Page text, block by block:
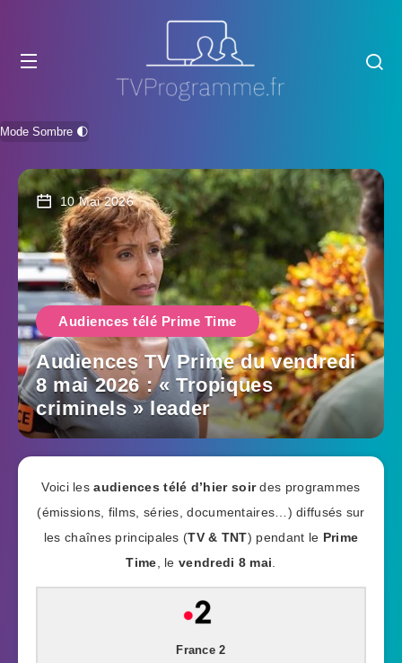
Mode Sombre 🌓
10 Mai 2026
Audiences télé Prime Time
Audiences TV Prime du vendredi
8 mai 2026 : « Tropiques
criminels » leader
Voici lesaudiences télé d’hier soirdes programmes
(émissions, films, séries, documentaires…) diffusés sur
les chaînes principales (TV & TNT) pendant le Prime
Time , levendredi 8 mai
France 2